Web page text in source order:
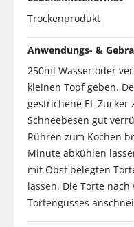
Trockenprodukt
Anwendungs- &
250ml Wasser oder
kleinen Topf geben.
gestrichene EL
Schneebesen gut
Rühren zum Kochen
Minute abkühlen
mit Obst belegten
lassen. Die Torte
Tortengusses